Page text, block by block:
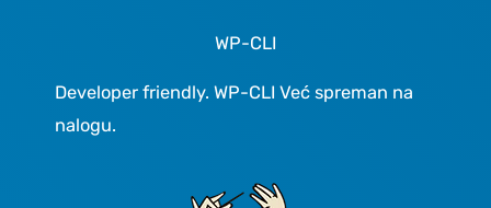
WP-CLI
Developer friendly. WP-CLI Već spreman na
nalogu.